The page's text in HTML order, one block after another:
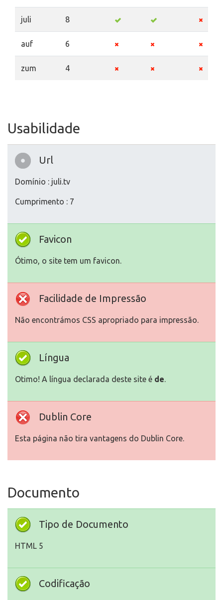
juli 8
auf 6
zum 4
Usabilidade
Url
Domínio : juli.tv
Cumprimento : 7
Favicon
Ótimo, o site tem um favicon.
Facilidade de Impressão
Não encontrámos CSS apropriado para impressão.
Língua
Otimo! A língua declarada deste site é de.
Dublin Core
Esta página não tira vantagens do Dublin Core.
Documento
Tipo de Documento
HTML 5
Codificação